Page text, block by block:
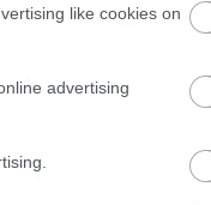
like cookies on
advertising
Könyvvizsgálók
Makranczos
Minden könyv egy